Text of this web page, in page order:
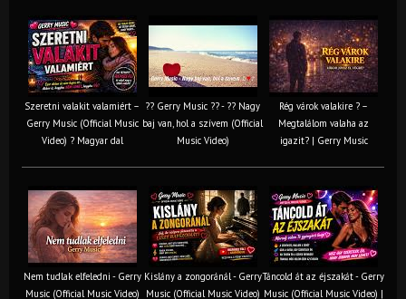
Szeretni valakit valamiért –
Gerry Music (Official Music
Video) ? Magyar dal
?? Gerry Music ?? - ?? Nagy
baj van, hol a szívem (Official
Music Video)
Rég várok valakire ? –
Megtalálom valaha az
igazit? | Gerry Music
Nem tudlak elfeledni - Gerry
Music (Official Music Video)
Kislány a zongoránál - Gerry
Music (Official Music Video)
Táncold át az éjszakát - Gerry
Music (Official Music Video) |